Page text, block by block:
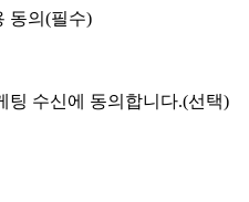
동의(필수)
팅 수신에 동의합니다.(선택)